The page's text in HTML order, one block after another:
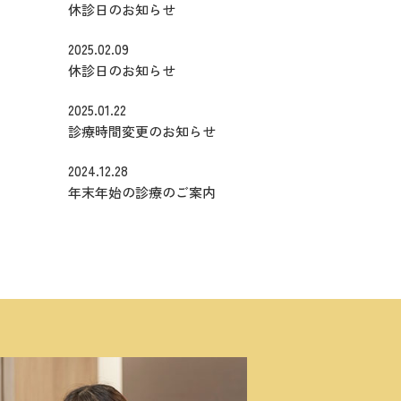
休診日のお知らせ
2025.02.09
休診日のお知らせ
2025.01.22
診療時間変更のお知らせ
2024.12.28
年末年始の診療のご案内